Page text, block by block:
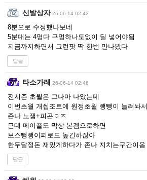
신발상자 26-06-14 02:42
8분으로 수정했나보네
5분대는 4명다 구멍하나도없이 딜 넣어야됨
지금까지하면서 그런팟 딱 한번 만나봤다
답글
타소가레 26-06-14 02:46
전시즌 초월은 그나마 나았는데
이번초월 개씹조트에 원정초월 뺑뺑이 늘려놔서
존나 노잼+피곤ㅇㅈ
근데 메이플도 막상 본겜으로하면
보스뺑뺑이피로도 높긴하잖아
한두달정돈 재밌게하다가 존나 지치는구간이옴
답글